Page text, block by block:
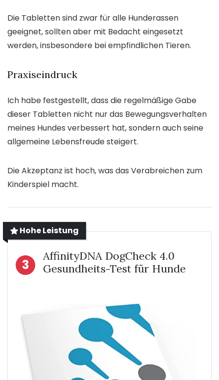
Die Tabletten sind zwar für alle Hunderassen
geeignet, sollten aber mit Bedacht eingesetzt
werden, insbesondere bei empfindlichen Tieren.
Praxiseindruck
Ich habe festgestellt, dass die regelmäßige Gabe
dieser Tabletten nicht nur das Bewegungsverhalten
meines Hundes verbessert hat, sondern auch seine
allgemeine Lebensfreude steigert.
Die Akzeptanz ist hoch, was das Verabreichen zum
Kinderspiel macht.
Hohe Leistung
3
AffinityDNA DogCheck 4.0
Gesundheits-Test für Hunde